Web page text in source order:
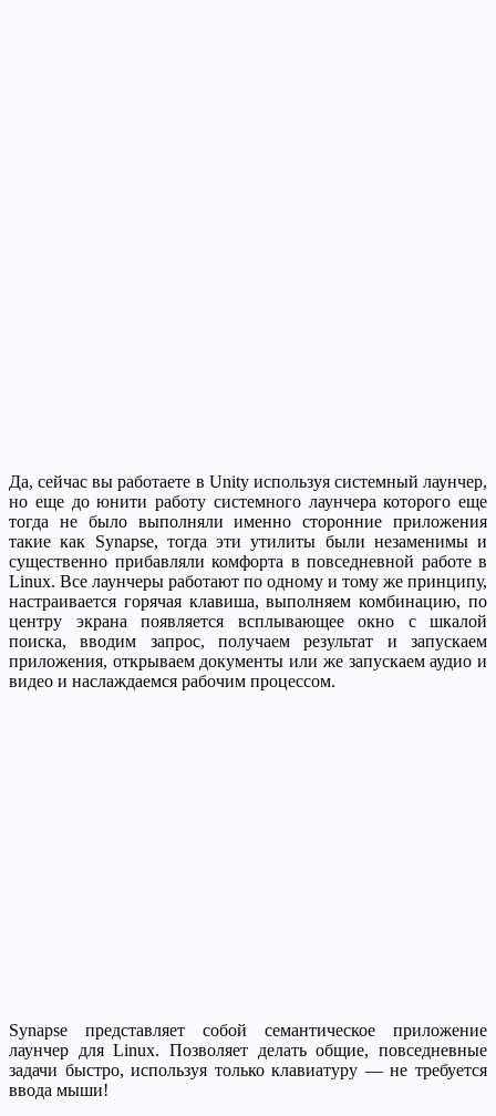
Да, сейчас вы работаете в Unity используя системный лаунчер,
но еще до юнити работу системного лаунчера которого еще
тогда не было выполняли именно сторонние приложения
такие как Synapse, тогда эти утилиты были незаменимы и
существенно прибавляли комфорта в повседневной работе в
Linux. Все лаунчеры работают по одному и тому же принципу,
настраивается горячая клавиша, выполняем комбинацию, по
центру экрана появляется всплывающее окно с шкалой
поиска, вводим запрос, получаем результат и запускаем
приложения, открываем документы или же запускаем аудио и
видео и наслаждаемся рабочим процессом.
Synapse представляет собой семантическое приложение
лаунчер для Linux. Позволяет делать общие, повседневные
задачи быстро, используя только клавиатуру — не требуется
ввода мыши!